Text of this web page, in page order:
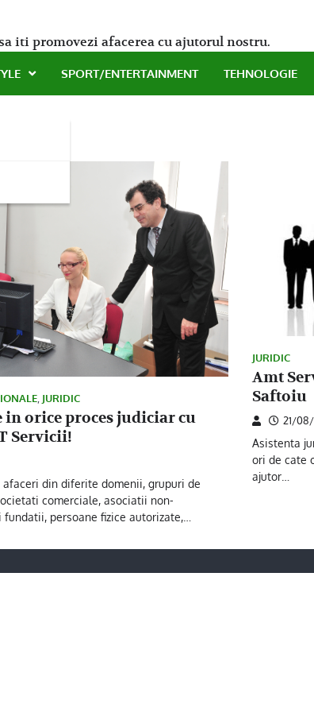
iti promovezi afacerea cu ajutorul nostru.
SPORT/ENTERTAINMENT TEHNOLOGIE
, JURIDIC
in orice proces judiciar cu
Servicii!
afaceri din diferite domenii, grupuri de
comerciale, asociatii non-
persoane fizice autorizate,…
JURIDIC
Amt
Saftoiu
21/
Asistenta
ori de cate
ajutor…